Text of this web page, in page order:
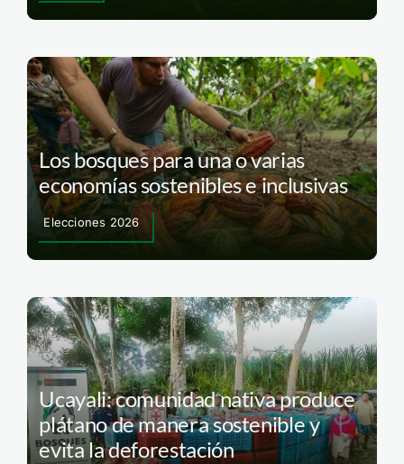
Los bosques para una o varias
economías sostenibles e inclusivas
Elecciones 2026
Ucayali: comunidad nativa produce
plátano de manera sostenible y
evita la deforestación